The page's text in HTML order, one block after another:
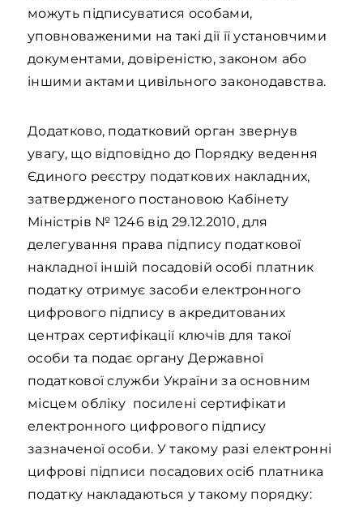
можуть підписуватися особами,
уповноваженими на такі дії її установчими
документами, довіреністю, законом або
іншими актами цивільного законодавства.
Додатково, податковий орган звернув
увагу, що відповідно до Порядку ведення
Єдиного реєстру податкових накладних,
затвердженого постановою Кабінету
Міністрів № 1246 від 29.12.2010, для
делегування права підпису податкової
накладної іншій посадовій особі платник
податку отримує засоби електронного
цифрового підпису в акредитованих
центрах сертифікації ключів для такої
особи та подає органу Державної
податкової служби України за основним
місцем обліку посилені сертифікати
електронного цифрового підпису
зазначеної особи. У такому разі електронні
цифрові підписи посадових осіб платника
податку накладаються у такому порядку: